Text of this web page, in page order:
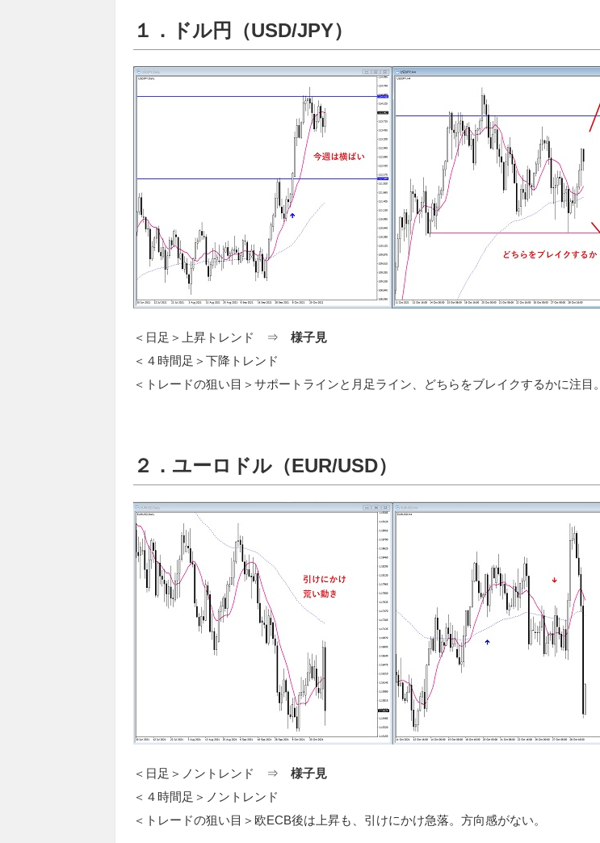
１．ドル円（USD/JPY）
＜日足＞上昇トレンド ⇒ 様子見
＜４時間足＞下降トレンド
＜トレードの狙い目＞サポートラインと月足ライン、どちらをブレイクするかに注目。
２．ユーロドル（EUR/USD）
＜日足＞ノントレンド ⇒ 様子見
＜４時間足＞ノントレンド
＜トレードの狙い目＞欧ECB後は上昇も、引けにかけ急落。方向感がない。